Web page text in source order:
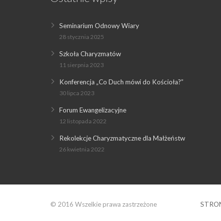
Seminarium Odnowy Wiary
28 stycznia 2025
Szkoła Charyzmatów
11 sierpnia 2023
Konferencja „Co Duch mówi do Kościoła?”
30 lipca 2023
Forum Ewangelizacyjne
12 listopada 2022
Rekolekcje Charyzmatyczne dla Małżeństw
26 kwietnia 2022
© 2016 Wszelkie prawa zastrzeżone